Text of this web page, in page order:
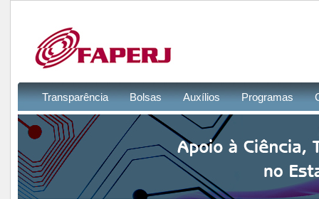
Transparência Bolsas Auxílios Programas